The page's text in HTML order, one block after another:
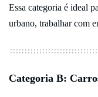
Essa categoria é ideal
urbano, trabalhar com
Categoria B: